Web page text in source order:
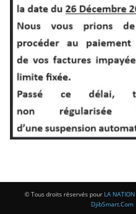
© Tous droits réservés pour LA NATION
DjibSmart.Com